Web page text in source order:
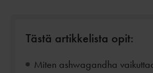
Tästä artikkelista opit:
Miten ashwagandha